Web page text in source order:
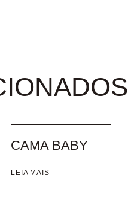
CAMA BABY
LEIA MAIS